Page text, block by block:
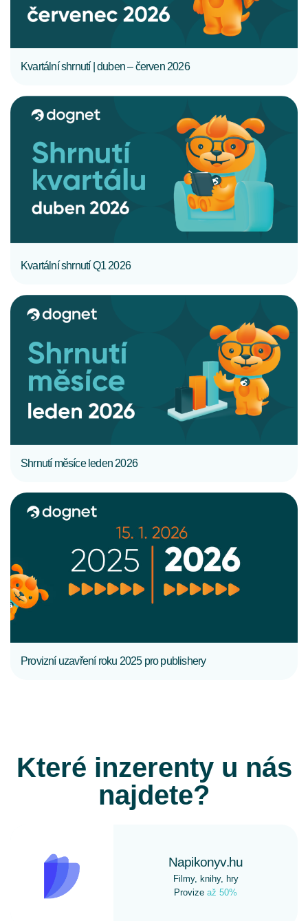
Kvartální shrnutí | duben – červen 2026
Kvartální shrnutí Q1 2026
Shrnutí měsíce leden 2026
CELÝ ČLÁNEK
Provizní uzavření roku 2025 pro publishery
Které inzerenty u nás
najdete?
Napikonyv.hu
Filmy, knihy, hry
Provize až 50%